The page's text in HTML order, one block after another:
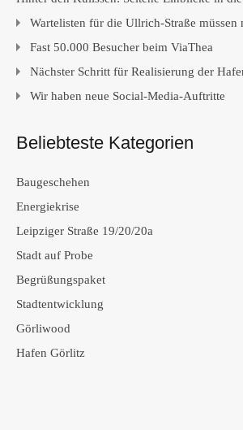
Wartelisten für die Ullrich-Straße müssen
Fast 50.000 Besucher beim ViaThea
Nächster Schritt für Realisierung der
Wir haben neue Social-Media-Auftritte
Beliebteste Kategorien
Baugeschehen
Energiekrise
Leipziger Straße 19/20/20a
Stadt auf Probe
Begrüßungspaket
Stadtentwicklung
Görliwood
Hafen Görlitz